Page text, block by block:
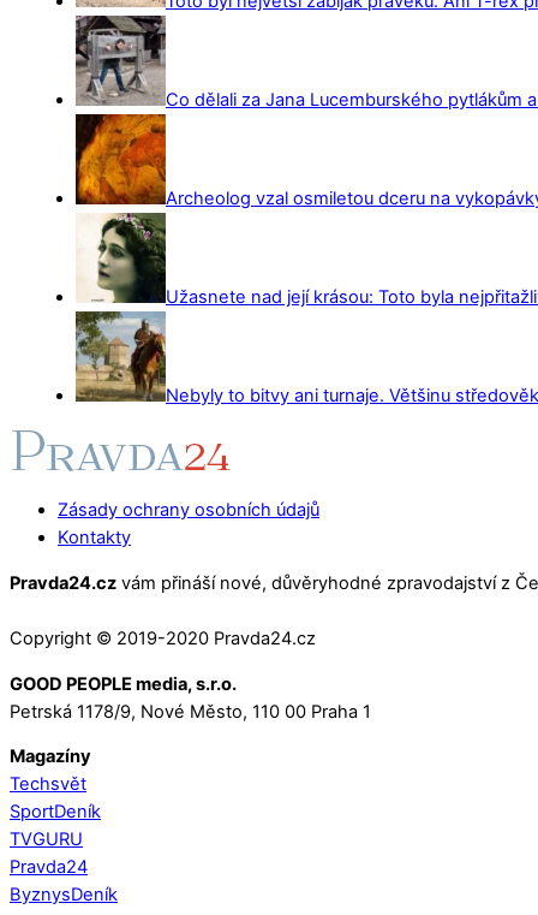
Co dělali za Jana Lucemburského pytlákům
Archeolog vzal osmiletou dceru na
Užasnete nad její krásou: Toto byla
Nebyly to bitvy ani turnaje. Většinu
Zásady ochrany osobních údajů
Kontakty
Pravda24.cz vám přináší nové, důvěryhodné zpravodajství z
Copyright © 2019-2020 Pravda24.cz
GOOD PEOPLE media, s.r.o.
Petrská 1178/9, Nové Město, 110 00 Praha 1
Magazíny
Techsvět
SportDeník
TVGURU
Pravda24
ByznysDeník